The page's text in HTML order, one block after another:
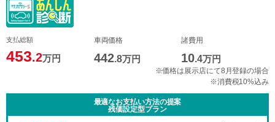
支払総額
453.2万円
車両価格
442.8万円
諸費用
10.4万円
※価格は展示店にて8月登録の場合
※消費税10%込み
最適なお支払い方法の提案
残価設定型プラン